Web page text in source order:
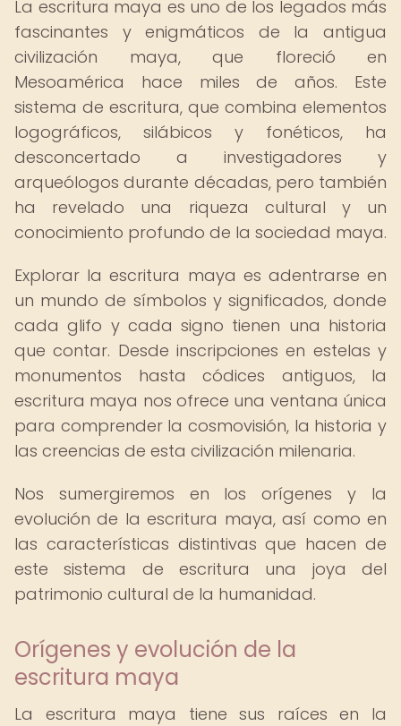
La escritura maya es uno de los legados más
fascinantes y enigmáticos de la antigua
civilización maya, que floreció en
Mesoamérica hace miles de años. Este
sistema de escritura, que combina elementos
logográficos, silábicos y fonéticos, ha
desconcertado a investigadores y
arqueólogos durante décadas, pero también
ha revelado una riqueza cultural y un
conocimiento profundo de la sociedad maya.
Explorar la escritura maya es adentrarse en
un mundo de símbolos y significados, donde
cada glifo y cada signo tienen una historia
que contar. Desde inscripciones en estelas y
monumentos hasta códices antiguos, la
escritura maya nos ofrece una ventana única
para comprender la cosmovisión, la historia y
las creencias de esta civilización milenaria.
Nos sumergiremos en los orígenes y la
evolución de la escritura maya, así como en
las características distintivas que hacen de
este sistema de escritura una joya del
patrimonio cultural de la humanidad.
Orígenes y evolución de la
escritura maya
La escritura maya tiene sus raíces en la